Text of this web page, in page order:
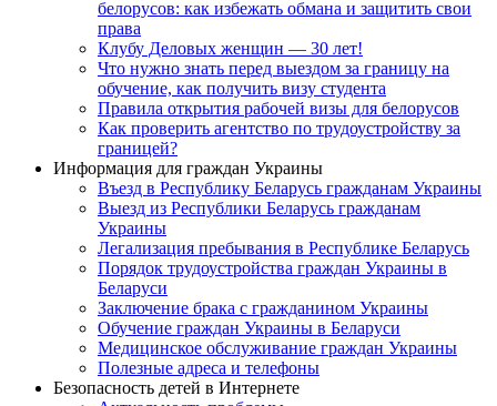
белорусов: как избежать обмана и защитить свои
права
Клубу Деловых женщин — 30 лет!
Что нужно знать перед выездом за границу на
обучение, как получить визу студента
Правила открытия рабочей визы для белорусов
Как проверить агентство по трудоустройству за
границей?
Информация для граждан Украины
Въезд в Республику Беларусь гражданам Украины
Выезд из Республики Беларусь гражданам
Украины
Легализация пребывания в Республике Беларусь
Порядок трудоустройства граждан Украины в
Беларуси
Заключение брака с гражданином Украины
Обучение граждан Украины в Беларуси
Медицинское обслуживание граждан Украины
Полезные адреса и телефоны
Безопасность детей в Интернете